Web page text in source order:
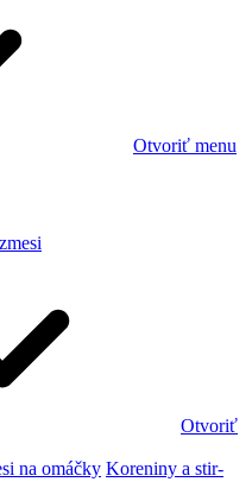
Otvoriť menu
Otvoriť
na omáčky Koreniny a stir-